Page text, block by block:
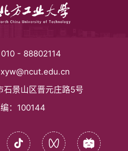
010 - 88802114
xyw@ncut.edu.cn
石景山区晋元庄路5号
： 100144